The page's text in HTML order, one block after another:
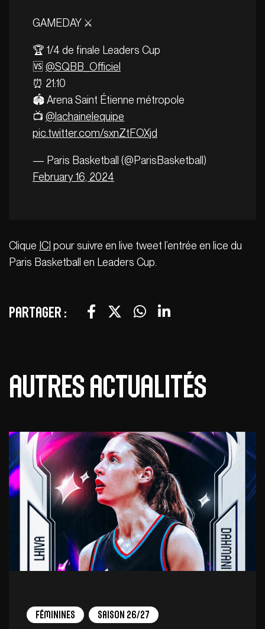
GAMEDAY ⚔️
🏆 1/4 de finale Leaders Cup
🆚 @SQBB_Officiel
⏰ 21:10
🏟️ Arena Saint Étienne métropole
📺 @lachainelequipe
pic.twitter.com/sxnZtFOXjd
— Paris Basketball (@ParisBasketball)
February 16, 2024
Clique ICI pour suivre en live tweet l’entrée en lice du
Paris Basketball en Leaders Cup.
Partager :
Autres actualités
Féminines Saison 26/27